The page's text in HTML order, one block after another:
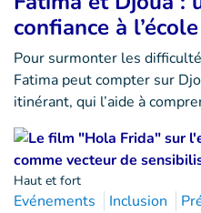
confiance à l’école
Pour surmonter les
Fatima peut compter sur
itinérant, qui l’aide à
Haut et fort
Evénements Inclusion